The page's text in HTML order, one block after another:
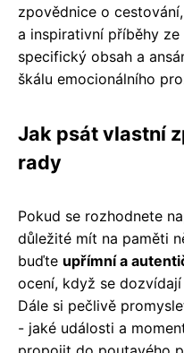
zpovědnice o
a inspirativní příběhy
specifický obsah a
škálu emocionálního
Jak psát vlastní
rady
Pokud se rozhodnete
důležité mít na paměti
buďte upřímní a
ocení, když se
Dále si pečlivě
- jaké události a